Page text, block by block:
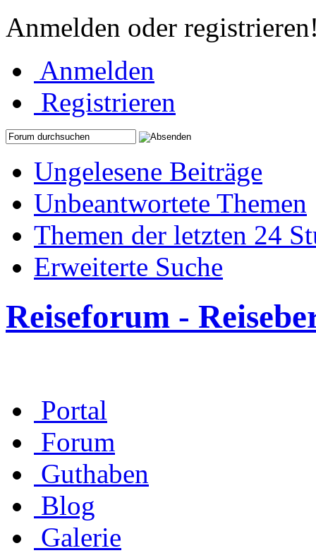
Anmelden oder
Anmelden
Registrieren
Ungelesene Beiträge
Unbeantwortete Themen
Themen der letzten 24
Erweiterte Suche
Reiseforum -
Portal
Forum
Guthaben
Blog
Galerie